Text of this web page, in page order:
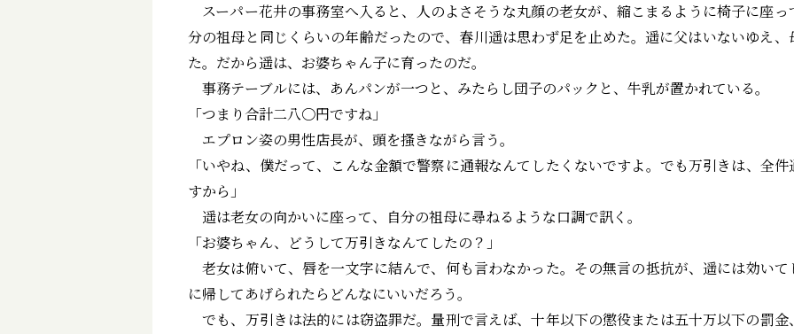
スーパー花井の事務室へ入ると、人のよさそうな丸顔の老女が、縮こまるように椅子に座
分の祖母と同じくらいの年齢だったので、春川遥は思わず足を止めた。遥に父はいないゆえ
た。だから遥は、お婆ちゃん子に育ったのだ。
事務テーブルには、あんパンが一つと、みたらし団子のパックと、牛乳が置かれている。
「つまり合計二八〇円ですね」
エプロン姿の男性店長が、頭を搔きながら言う。
「いやね、僕だって、こんな金額で警察に通報なんてしたくないですよ。でも万引きは、全
すから」
遥は老女の向かいに座って、自分の祖母に尋ねるような口調で訊く。
「お婆ちゃん、どうして万引きなんてしたの？」
老女は俯いて、唇を一文字に結んで、何も言わなかった。その無言の抵抗が、遥には効い
に帰してあげられたらどんなにいいだろう――。
でも、万引きは法的には窃盗罪だ。量刑で言えば、十年以下の懲役または五十万以下の罰金